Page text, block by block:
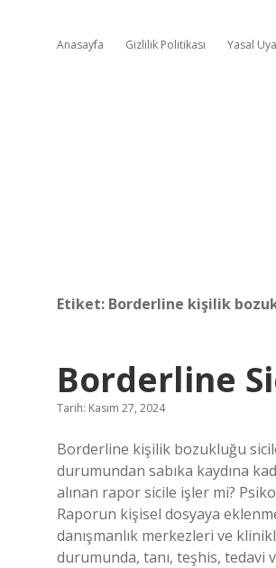
Anasayfa Gizlilik Politikası Yasal
Etiket: Borderline kişilik
Borderline
Tarih: Kasım 27, 2024
Borderline kişilik bozukluğu
durumundan sabıka kaydına
alınan rapor sicile işler mi?
Raporun kişisel dosyaya
danışmanlık merkezleri ve
durumunda, tanı, teşhis, tedavi